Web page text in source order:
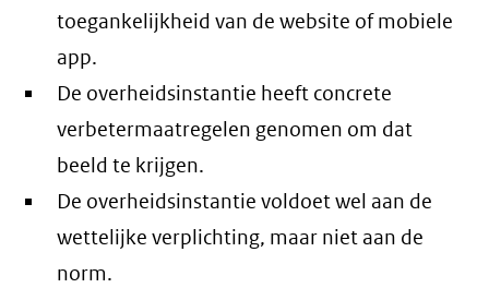
toegankelijkheid van de website of mobiele
app.
De overheidsinstantie heeft concrete
verbetermaatregelen genomen om dat
beeld te krijgen.
De overheidsinstantie voldoet wel aan de
wettelijke verplichting, maar niet aan de
norm.